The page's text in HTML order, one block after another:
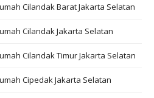
Cilandak Barat Jakarta Selatan
Cilandak Jakarta Selatan
Cilandak Timur Jakarta Selatan
Cipedak Jakarta Selatan